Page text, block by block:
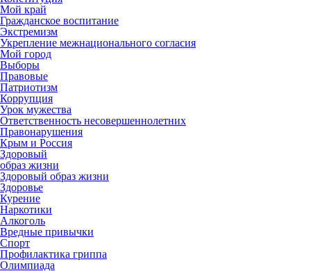
Мой край
Гражданское воспитание
Экстремизм
Укрепление межнационального согласия
Мой город
Выборы
Правовые
Патриотизм
Коррупция
Урок мужества
Ответственность несовершеннолетних
Правонарушения
Крым и Россия
Здоровый
образ жизни
Здоровый образ жизни
Здоровье
Курение
Наркотики
Алкоголь
Вредные привычки
Спорт
Профилактика гриппа
Олимпиада